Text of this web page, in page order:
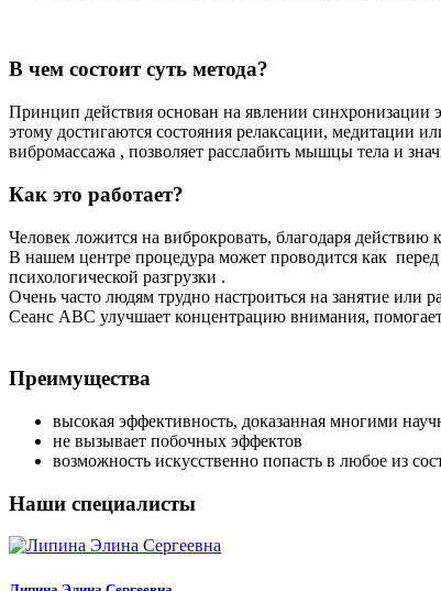
В чем состоит суть метода?
Принцип действия основан на явлении синхронизации
этому достигаются состояния релаксации, медитации
вибромассажа , позволяет расслабить мышцы тела и
Как это работает?
Человек ложится на виброкровать, благодаря
В нашем центре процедура может проводится как перед
психологической разгрузки .
Очень часто людям трудно настроиться на занятие или
Сеанс АВС улучшает концентрацию внимания, помогает
Преимущества
высокая эффективность, доказанная многими
не вызывает побочных эффектов
возможность искусственно попасть в любое из
Наши специалисты